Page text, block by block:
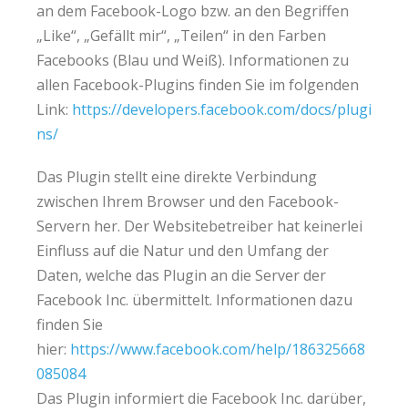
an dem Facebook-Logo bzw. an den Begriffen
„Like“, „Gefällt mir“, „Teilen“ in den Farben
Facebooks (Blau und Weiß). Informationen zu
allen Facebook-Plugins finden Sie im folgenden
Link: https://developers.facebook.com/docs/plugi
ns/
Das Plugin stellt eine direkte Verbindung
zwischen Ihrem Browser und den Facebook-
Servern her. Der Websitebetreiber hat keinerlei
Einfluss auf die Natur und den Umfang der
Daten, welche das Plugin an die Server der
Facebook Inc. übermittelt. Informationen dazu
finden Sie
hier: https://www.facebook.com/help/186325668
085084
Das Plugin informiert die Facebook Inc. darüber,